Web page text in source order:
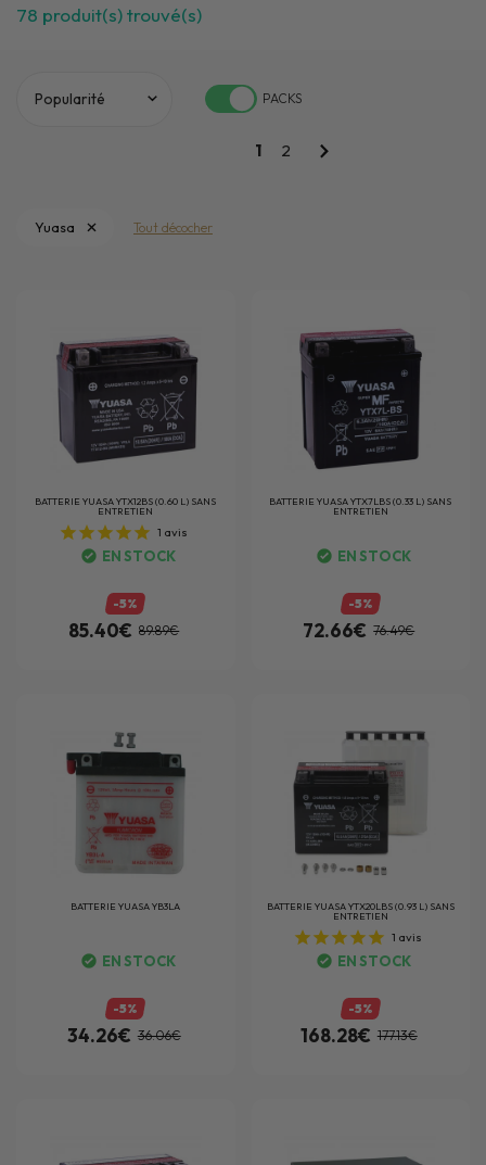
78 produit(s) trouvé(s)
PACKS
1 2
Yuasa Tout décocher
BATTERIE YUASA YTX12BS (0.60 L) SANS
ENTRETIEN
1 avis
EN STOCK
-5%
85.40€ 89.89€
BATTERIE YUASA YTX7LBS (0.33 L) SANS
ENTRETIEN
EN STOCK
-5%
72.66€ 76.49€
BATTERIE YUASA YB3LA
EN STOCK
-5%
34.26€ 36.06€
BATTERIE YUASA YTX20LBS (0.93 L) SANS
ENTRETIEN
1 avis
EN STOCK
-5%
168.28€ 177.13€